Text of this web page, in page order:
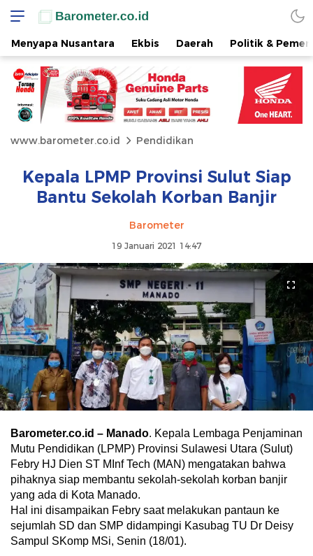
Menyapa Nusantara Ekbis Daerah Politik &
www.barometer.co.id Pendidikan
Kepala LPMP Provinsi Sulut Siap
Bantu Sekolah Korban Banjir
Barometer
19 Januari 2021 14:47
Barometer.co.id – Manado. Kepala Lembaga Penjaminan
Mutu Pendidikan (LPMP) Provinsi Sulawesi Utara (Sulut)
Febry HJ Dien ST MInf Tech (MAN) mengatakan bahwa
pihaknya siap membantu sekolah-sekolah korban banjir
yang ada di Kota Manado.
Hal ini disampaikan Febry saat melakukan pantaun ke
sejumlah SD dan SMP didampingi Kasubag TU Dr Deisy
Sampul SKomp MSi, Senin (18/01).